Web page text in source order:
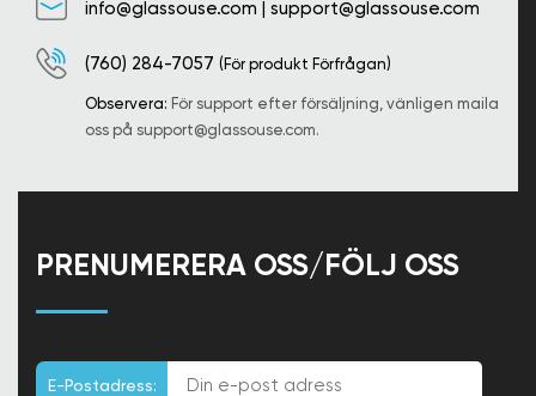
info@glassouse.com | support@glassouse.com
(760) 284-7057 (För produkt Förfrågan)
Observera: För support efter försäljning, vänligen maila
oss på support@glassouse.com.
PRENUMERERA OSS/FÖLJ OSS
E-Postadress: